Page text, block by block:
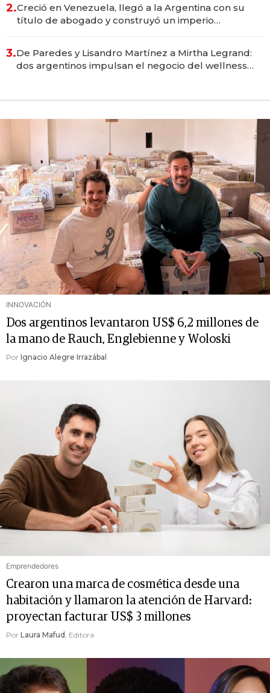
2.Creció en Venezuela, llegó a la Argentina con su
título de abogado y construyó un imperio
3.De Paredes y Lisandro Martínez a Mirtha Legrand:
dos argentinos impulsan el negocio del wellness
INNOVACIÓN
Dos argentinos levantaron US$ 6,2 millones de
la mano de Rauch, Englebienne y Woloski
Por Ignacio Alegre Irrazábal
Emprendedores
Crearon una marca de cosmética desde una
habitación y llamaron la atención de Harvard:
proyectan facturar US$ 3 millones
Por Laura Mafud , Editora